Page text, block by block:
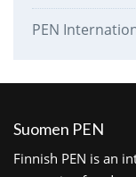
PEN
Suomen PEN
Finnish PEN is an